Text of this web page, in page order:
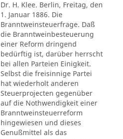
Dr. H. Klee. Berlin, Freitag, den
1. Januar 1886. Die
Branntweinsteuerfrage. Daß
die Branntweinbesteuerung
einer Reform dringend
bedürftig ist, darüber herrscht
bei allen Parteien Einigkeit.
Selbst die freisinnige Partei
hat wiederholt anderen
Steuerprojecten gegenüber
auf die Nothwendigkeit einer
Branntweinsteuerreform
hingewiesen und dieses
Genußmittel als das